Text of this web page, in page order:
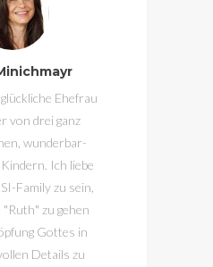
Ehefrau
von drei ganz
wunderbar-
Ich liebe
Family zu sein,
zu gehen
Gottes in
Details zu